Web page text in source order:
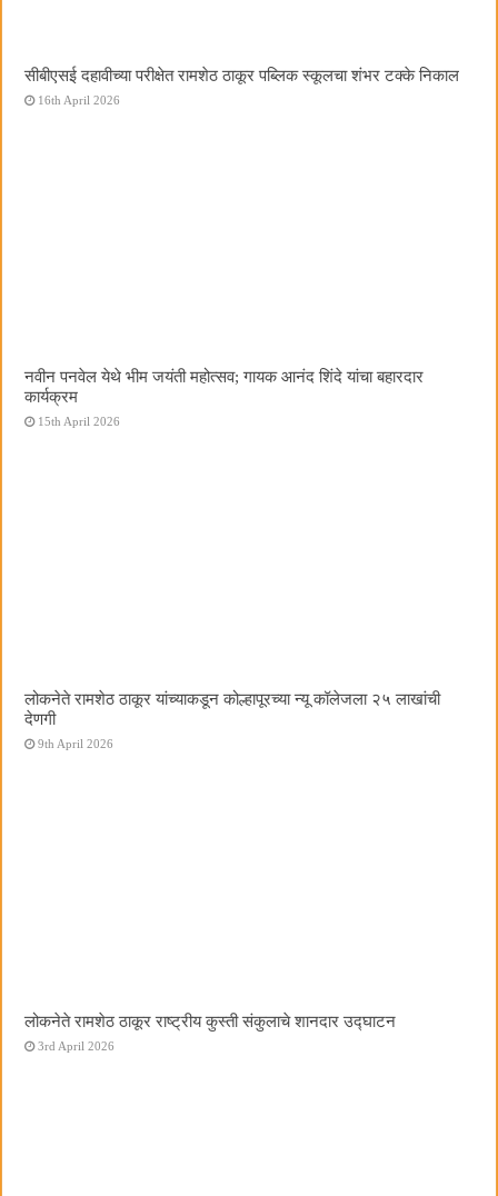
सीबीएसई दहावीच्या परीक्षेत रामशेठ ठाकूर पब्लिक स्कूलचा शंभर टक्के निकाल
16th April 2026
नवीन पनवेल येथे भीम जयंती महोत्सव; गायक आनंद शिंदे यांचा बहारदार
कार्यक्रम
15th April 2026
लोकनेते रामशेठ ठाकूर यांच्याकडून कोल्हापूरच्या न्यू कॉलेजला २५ लाखांची
देणगी
9th April 2026
लोकनेते रामशेठ ठाकूर राष्ट्रीय कुस्ती संकुलाचे शानदार उद्घाटन
3rd April 2026